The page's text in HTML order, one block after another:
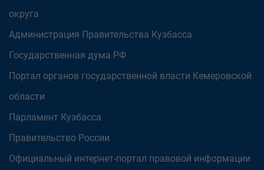
округа
Администрация Правительства Кузбасса
Государственная дума РФ
Портал органов государственной власти Кемеровской
области
Парламент Кузбасса
Правительство России
Официальный интернет-портал правовой информации